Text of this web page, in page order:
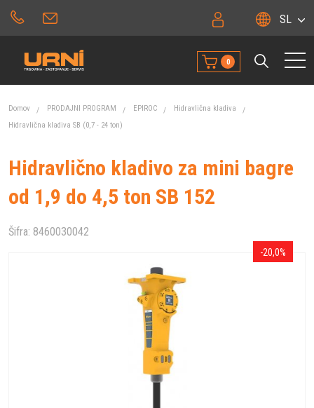
SL
0
Domov PRODAJNI PROGRAM EPIROC
Hidravlična kladiva
Hidravlična kladiva SB (0,7 - 24 ton)
Hidravlično kladivo za mini bagre
od 1,9 do 4,5 ton SB 152
Šifra: 8460030042
-20,0%